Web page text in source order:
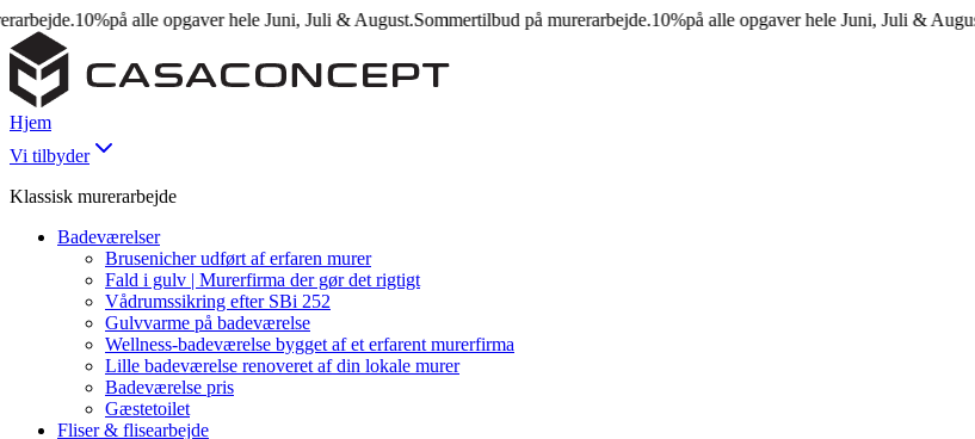
10%på alle opgaver hele Juni, Juli & August.Sommertilbud på murerarbejde.10%på alle opgaver hele Juni, Juli & August.
Hjem
Vi tilbyder
Klassisk murerarbejde
Badeværelser
Brusenicher udført af erfaren murer
Fald i gulv | Murerfirma der gør det rigtigt
Vådrumssikring efter SBi 252
Gulvvarme på badeværelse
Wellness-badeværelse bygget af et erfarent murerfirma
Lille badeværelse renoveret af din lokale murer
Badeværelse pris
Gæstetoilet
Fliser & flisearbejde